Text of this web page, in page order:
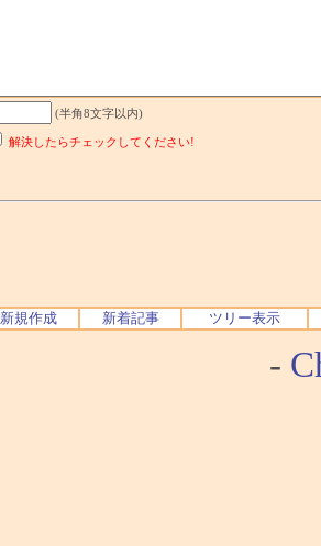
(半角8文字以内)
解決したらチェックしてください!
新規作成 新着記事 ツリー表示
-